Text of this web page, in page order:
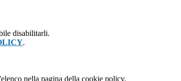
disabilitarli.
.
nella pagina della cookie policy.